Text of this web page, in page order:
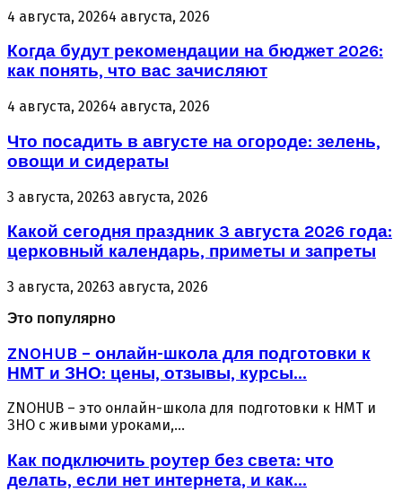
4 августа, 20264 августа, 2026
Когда будут рекомендации на бюджет 2026:
как понять, что вас зачисляют
4 августа, 20264 августа, 2026
Что посадить в августе на огороде: зелень,
овощи и сидераты
3 августа, 20263 августа, 2026
Какой сегодня праздник 3 августа 2026 года:
церковный календарь, приметы и запреты
3 августа, 20263 августа, 2026
Это популярно
ZNOHUB – онлайн-школа для подготовки к
НМТ и ЗНО: цены, отзывы, курсы...
ZNOHUB – это онлайн-школа для подготовки к НМТ и
ЗНО с живыми уроками,...
Как подключить роутер без света: что
делать, если нет интернета, и как...